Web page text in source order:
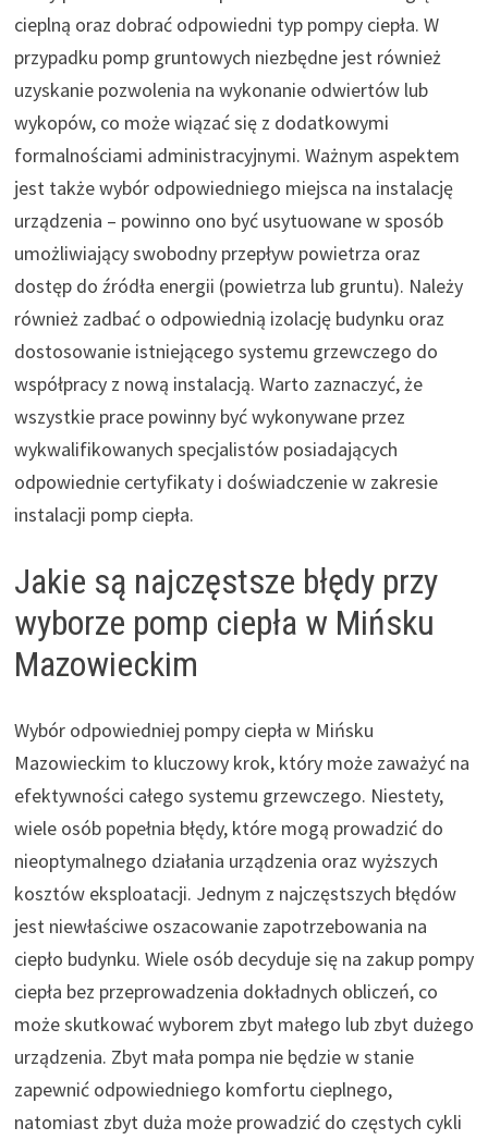
cieplną oraz dobrać odpowiedni typ pompy ciepła. W
przypadku pomp gruntowych niezbędne jest również
uzyskanie pozwolenia na wykonanie odwiertów lub
wykopów, co może wiązać się z dodatkowymi
formalnościami administracyjnymi. Ważnym aspektem
jest także wybór odpowiedniego miejsca na instalację
urządzenia – powinno ono być usytuowane w sposób
umożliwiający swobodny przepływ powietrza oraz
dostęp do źródła energii (powietrza lub gruntu). Należy
również zadbać o odpowiednią izolację budynku oraz
dostosowanie istniejącego systemu grzewczego do
współpracy z nową instalacją. Warto zaznaczyć, że
wszystkie prace powinny być wykonywane przez
wykwalifikowanych specjalistów posiadających
odpowiednie certyfikaty i doświadczenie w zakresie
instalacji pomp ciepła.
Jakie są najczęstsze błędy przy
wyborze pomp ciepła w Mińsku
Mazowieckim
Wybór odpowiedniej pompy ciepła w Mińsku
Mazowieckim to kluczowy krok, który może zaważyć na
efektywności całego systemu grzewczego. Niestety,
wiele osób popełnia błędy, które mogą prowadzić do
nieoptymalnego działania urządzenia oraz wyższych
kosztów eksploatacji. Jednym z najczęstszych błędów
jest niewłaściwe oszacowanie zapotrzebowania na
ciepło budynku. Wiele osób decyduje się na zakup pompy
ciepła bez przeprowadzenia dokładnych obliczeń, co
może skutkować wyborem zbyt małego lub zbyt dużego
urządzenia. Zbyt mała pompa nie będzie w stanie
zapewnić odpowiedniego komfortu cieplnego,
natomiast zbyt duża może prowadzić do częstych cykli